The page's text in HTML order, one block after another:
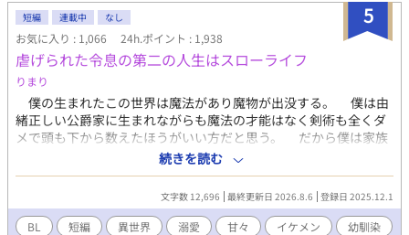
5
短編 連載中 なし
お気に入り : 1,066 24h.ポイント : 1,938
虐げられた令息の第二の人生はスローライフ
りまり
僕の生まれたこの世界は魔法があり魔物が出没する。 僕は由
緒正しい公爵家に生まれながらも魔法の才能はなく剣術も全くダ
メで頭も下から数えたほうがいい方だと思う。 だから僕は家族
にも公爵家の使用人にも馬鹿にされ食事もまともにもらえない。
救いだったのは僕を不憫に思った王妃様が僕を殿下の従者に指
名してくれたことで、少しはまともな食事ができるようになった
事だ。 お家に帰る事なくお城にいていいと言うので僕は頑張っ
てみたいです。
続きを読む
文字数 12,696 最終更新日 2026.8.6 登録日 2025.12.1
BL 短編 異世界 溺愛 甘々 イケメン 幼馴染